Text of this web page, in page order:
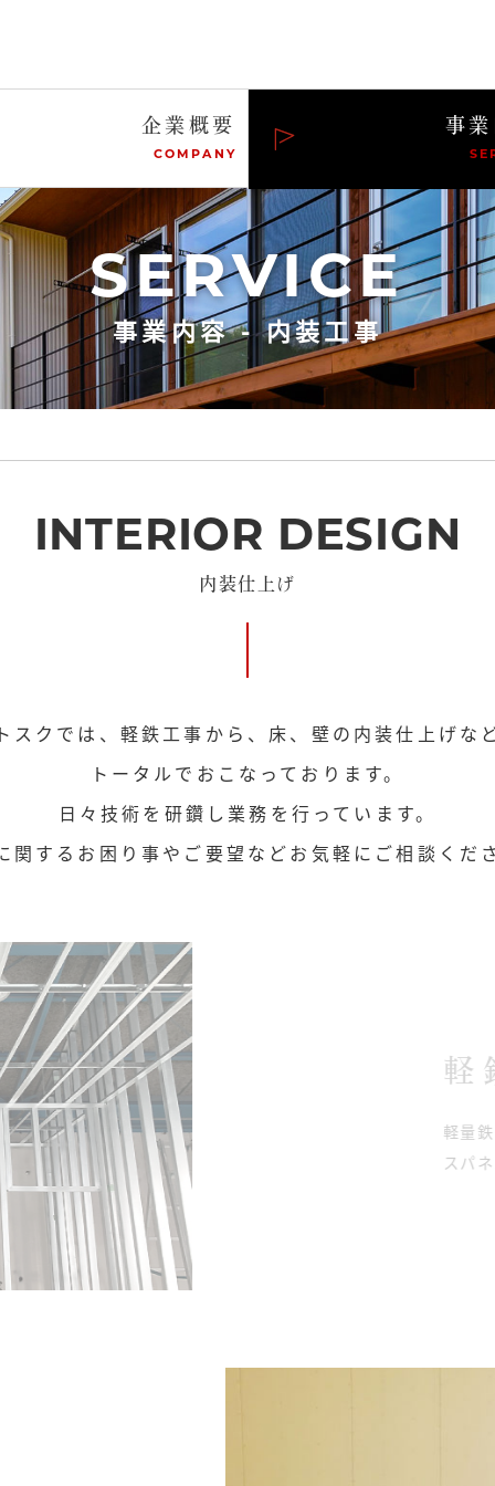
企業概要
COMPANY
事業
SERVICE
事業内容 - 内装工事
INTERIOR DESIGN
内装仕上げ
スクでは、軽鉄工事から、床、壁の内装仕上げなど
トータルでおこなっております。
日々技術を研鑽し業務を行っています。
関するお困り事やご要望などお気軽にご相談くだ
軽
軽量
スパ